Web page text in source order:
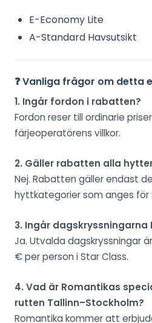
E-Economy Lite
A-Standard Havsutsikt
❓ Vanliga frågor om detta
1. Ingår fordon i rabatten?
Fordon reser till ordinarie
färjeoperatörens villkor.
2. Gäller rabatten alla
Nej. Rabatten gäller endast
hyttkategorier som anges för
3. Ingår dagskryssningarna
Ja. Utvalda dagskryssningar
€ per person i Star Class.
4. Vad är Romantikas
rutten Tallinn–Stockholm?
Romantika kommer att